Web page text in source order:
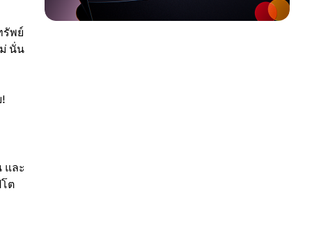
รัพย์
นั่น
และ
ต